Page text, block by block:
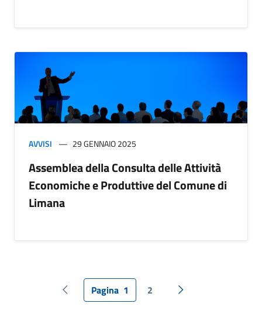
AVVISI 29 GENNAIO 2025
Assemblea della Consulta delle Attività
Economiche e Produttive del Comune di
Limana
Pagina precedente
Pagina 1 2 Pagina successiva